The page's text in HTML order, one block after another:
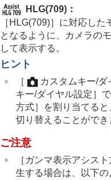
記録中の強調表
マーカー表示
マーカー表示（
ガンマ表示アシ
ガンマ表示アシ
動画を撮影しなが
TC/UB設定
外部RAWレコー
画像と音声をライ
カメラをカスタマイズする
再生する
カメラの設定を変更する
スマートフォンでできること
HLG(709) ：
［HLG(709)］ に対応した
となるように、カメラの
して表示する。
ヒント
［ カスタムキー/ダ
キー/ダイヤル設定］
方式］ を割り当てる
切り替えることができ
ご注意
［ガンマ表示アシスト
生する場合は、以下の